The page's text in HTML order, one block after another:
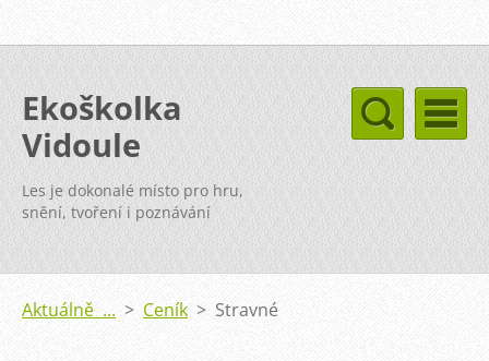
Ekoškolka
Vidoule
Les je dokonalé místo pro hru,
snění, tvoření i poznávání
Aktuálně ... > Ceník > Stravné